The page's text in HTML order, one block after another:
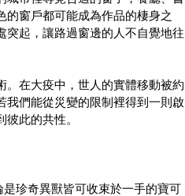
的窗戶都可能成為作品的棲身之
突起，讓路過窗邊的人不自覺地往
。在大疫中，世人的實體移動被約
我們能從災變的限制裡得到一則啟
此的共性。
珍奇異獸皆可收束於一手的寶可